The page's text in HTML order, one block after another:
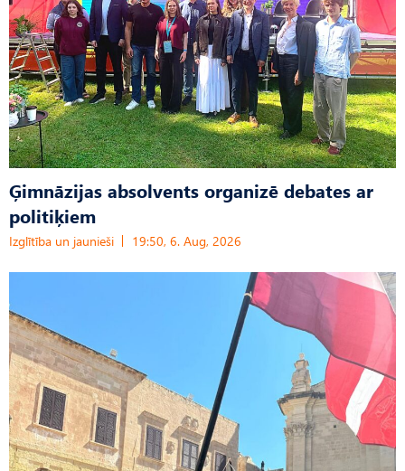
Ģimnāzijas absolvents organizē debates ar
politiķiem
Izglītība un jaunieši 19:50, 6. Aug, 2026